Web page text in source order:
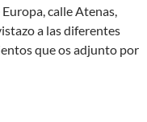
calle Atenas,
a las diferentes
que os adjunto por